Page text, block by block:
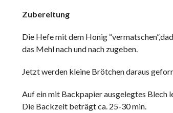
Zubereitung
Die Hefe mit dem Honig
das Mehl nach und nach zugeben.
Jetzt werden kleine Brötchen daraus
Auf ein mit Backpapier ausgelegtes Blech
Die Backzeit beträgt ca. 25-30 min.